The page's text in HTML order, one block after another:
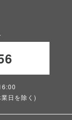
日を除く)